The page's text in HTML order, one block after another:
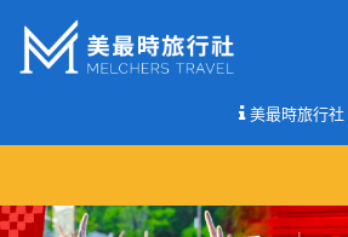
美最時旅行社